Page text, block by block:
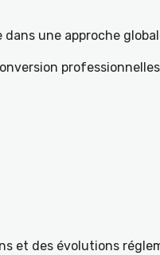
une approche
et des évolutions